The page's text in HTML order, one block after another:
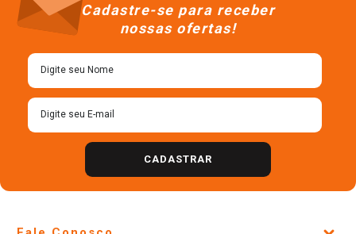
Cadastre-se para receber
nossas ofertas!
CADASTRAR